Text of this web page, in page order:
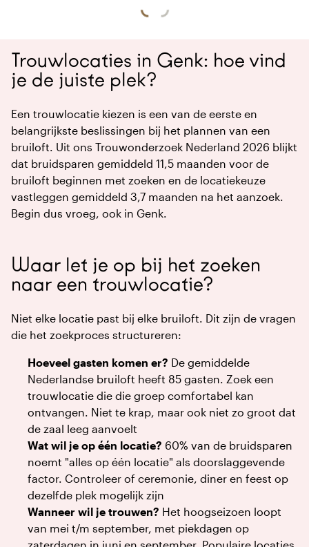
Trouwlocaties in Genk: hoe vind
je de juiste plek?
Een trouwlocatie kiezen is een van de eerste en
belangrijkste beslissingen bij het plannen van een
bruiloft. Uit ons Trouwonderzoek Nederland 2026 blijkt
dat bruidsparen gemiddeld 11,5 maanden voor de
bruiloft beginnen met zoeken en de locatiekeuze
vastleggen gemiddeld 3,7 maanden na het aanzoek.
Begin dus vroeg, ook in Genk.
Waar let je op bij het zoeken
naar een trouwlocatie?
Niet elke locatie past bij elke bruiloft. Dit zijn de vragen
die het zoekproces structureren:
Hoeveel gasten komen er? De gemiddelde
Nederlandse bruiloft heeft 85 gasten. Zoek een
trouwlocatie die die groep comfortabel kan
ontvangen. Niet te krap, maar ook niet zo groot dat
de zaal leeg aanvoelt
Wat wil je op één locatie? 60% van de bruidsparen
noemt "alles op één locatie" als doorslaggevende
factor. Controleer of ceremonie, diner en feest op
dezelfde plek mogelijk zijn
Wanneer wil je trouwen? Het hoogseizoen loopt
van mei t/m september, met piekdagen op
zaterdagen in juni en september. Populaire locaties